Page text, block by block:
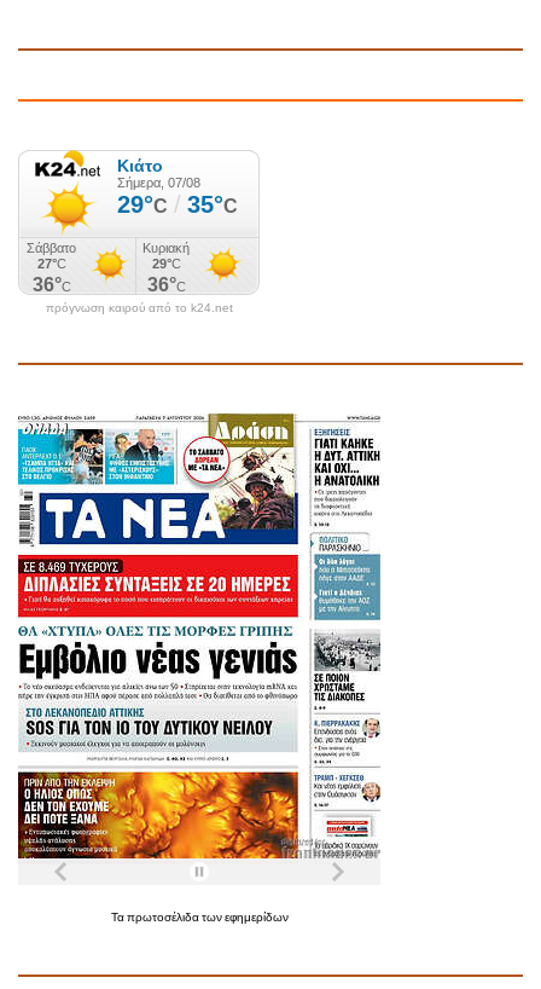
πρόγνωση καιρού από το k24.net
Ταπρωτοσέλιδατωνεφημερίδων